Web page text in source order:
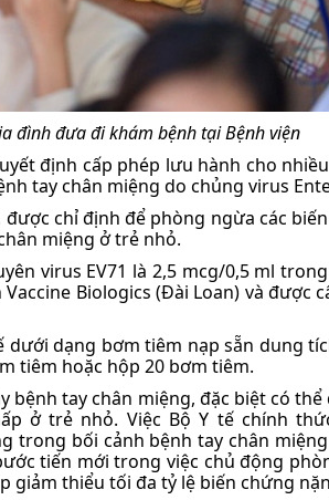
đình đưa đi khám bệnh tại Bệnh viện
định cấp phép lưu hành cho
tay chân miệng do chủng virus
chỉ định để phòng ngừa các
miệng ở trẻ nhỏ.
virus EV71 là 2,5 mcg/0,5 ml
Biologics (Đài Loan) và được
dưới dạng bơm tiêm nạp sẵn dung
tiêm hoặc hộp 20 bơm tiêm.
bệnh tay chân miệng, đặc biệt có
ở trẻ nhỏ. Việc Bộ Y tế chính
trong bối cảnh bệnh tay chân
tiến mới trong việc chủ động
thiểu tối đa tỷ lệ biến chứng